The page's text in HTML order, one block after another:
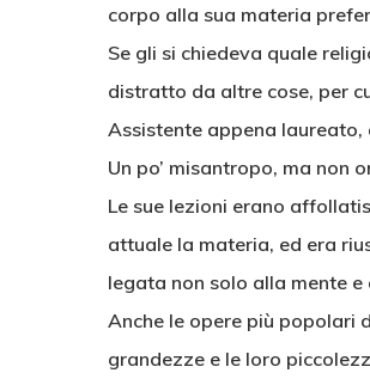
corpo alla sua materia
Se gli si chiedeva quale
distratto da altre cose, per
Assistente appena
Un po’ misantropo, ma non
Le sue lezioni erano
attuale la materia, ed era
legata non solo alla mente
Anche le opere più popolari
grandezze e le loro